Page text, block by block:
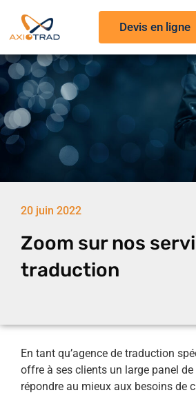
Devis en ligne
20 juin 2022
Zoom sur nos
traduction
En tant qu’agence de traduction
offre à ses clients un large panel
répondre au mieux aux besoins de